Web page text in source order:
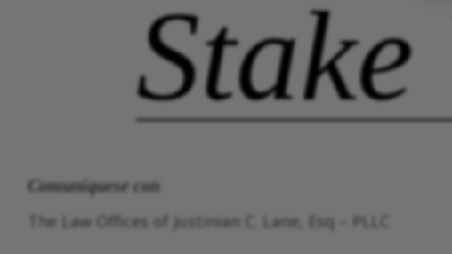
Stake
Comuníquese con
The Law Offices of Justinian C. Lane, Esq – PLLC